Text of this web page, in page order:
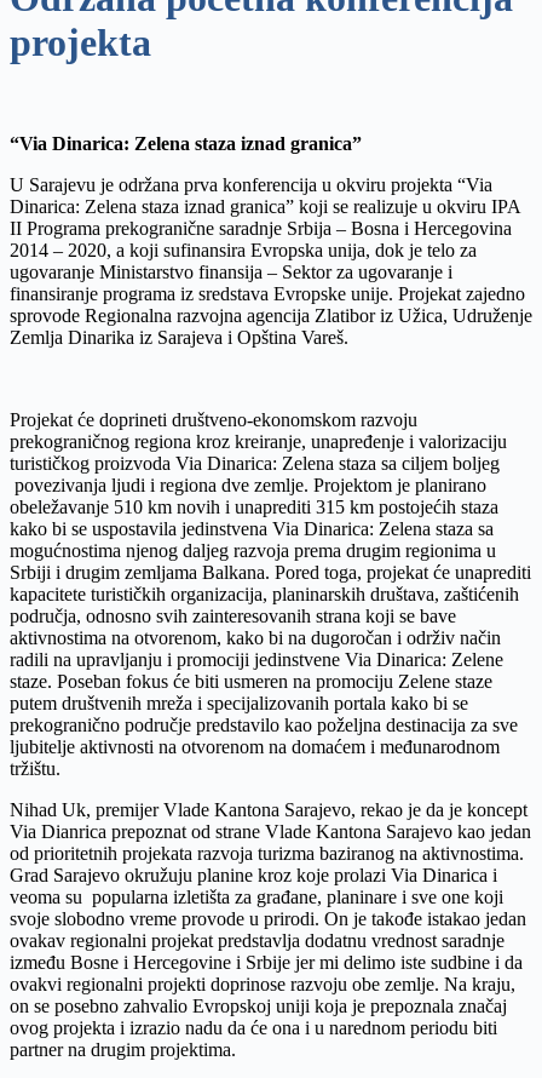
projekta
“Via Dinarica: Zelena staza iznad granica”
U Sarajevu je održana prva konferencija u okviru projekta “Via
Dinarica: Zelena staza iznad granica” koji se realizuje u okviru IPA
II Programa prekogranične saradnje Srbija – Bosna i Hercegovina
2014 – 2020, a koji sufinansira Evropska unija, dok je telo za
ugovaranje Ministarstvo finansija – Sektor za ugovaranje i
finansiranje programa iz sredstava Evropske unije. Projekat zajedno
sprovode Regionalna razvojna agencija Zlatibor iz Užica, Udruženje
Zemlja Dinarika iz Sarajeva i Opština Vareš.
Projekat će doprineti društveno-ekonomskom razvoju
prekograničnog regiona kroz kreiranje, unapređenje i valorizaciju
turističkog proizvoda Via Dinarica: Zelena staza sa ciljem boljeg
povezivanja ljudi i regiona dve zemlje. Projektom je planirano
obeležavanje 510 km novih i unaprediti 315 km postojećih staza
kako bi se uspostavila jedinstvena Via Dinarica: Zelena staza sa
mogućnostima njenog daljeg razvoja prema drugim regionima u
Srbiji i drugim zemljama Balkana. Pored toga, projekat će unaprediti
kapacitete turističkih organizacija, planinarskih društava, zaštićenih
područja, odnosno svih zainteresovanih strana koji se bave
aktivnostima na otvorenom, kako bi na dugoročan i održiv način
radili na upravljanju i promociji jedinstvene Via Dinarica: Zelene
staze. Poseban fokus će biti usmeren na promociju Zelene staze
putem društvenih mreža i specijalizovanih portala kako bi se
prekogranično područje predstavilo kao poželjna destinacija za sve
ljubitelje aktivnosti na otvorenom na domaćem i međunarodnom
tržištu.
Nihad Uk, premijer Vlade Kantona Sarajevo, rekao je da je koncept
Via Dianrica prepoznat od strane Vlade Kantona Sarajevo kao jedan
od prioritetnih projekata razvoja turizma baziranog na aktivnostima.
Grad Sarajevo okružuju planine kroz koje prolazi Via Dinarica i
veoma su popularna izletišta za građane, planinare i sve one koji
svoje slobodno vreme provode u prirodi. On je takođe istakao jedan
ovakav regionalni projekat predstavlja dodatnu vrednost saradnje
između Bosne i Hercegovine i Srbije jer mi delimo iste sudbine i da
ovakvi regionalni projekti doprinose razvoju obe zemlje. Na kraju,
on se posebno zahvalio Evropskoj uniji koja je prepoznala značaj
ovog projekta i izrazio nadu da će ona i u narednom periodu biti
partner na drugim projektima.